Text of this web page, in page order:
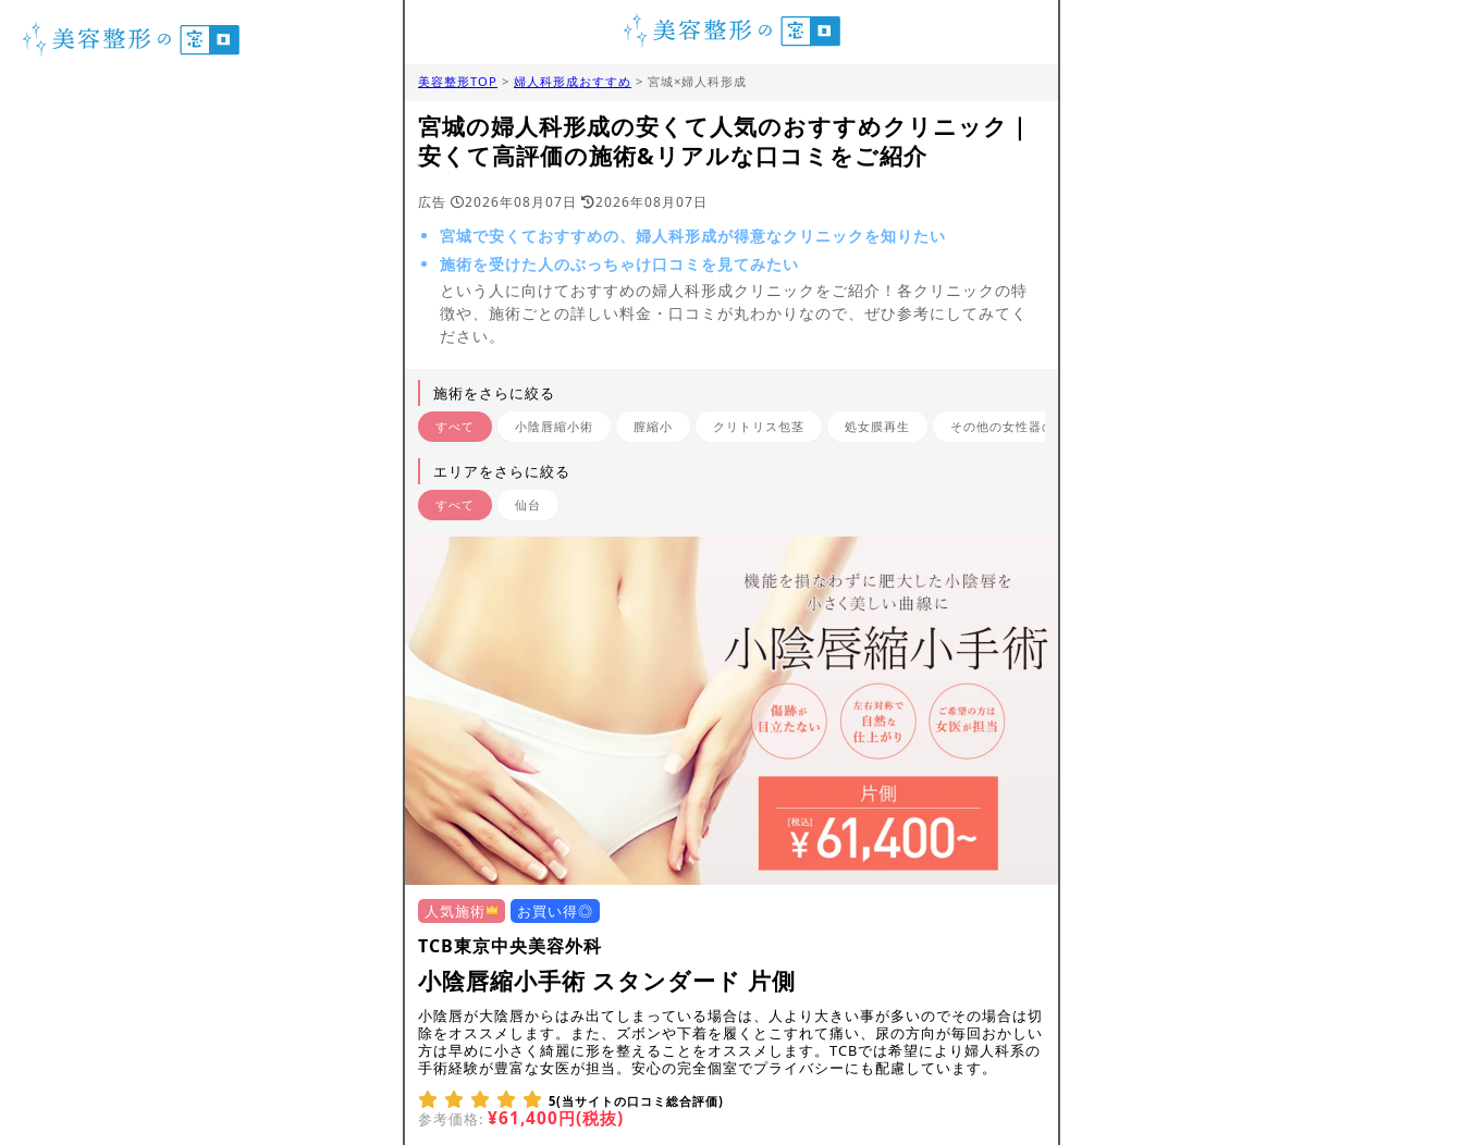
美容整形TOP > 婦人科形成おすすめ > 宮城×婦人科形成
宮城の婦人科形成の安くて人気のおすすめクリニック｜
安くて高評価の施術&リアルな口コミをご紹介
広告 2026年08月07日 2026年08月07日
宮城で安くておすすめの、婦人科形成が得意なクリニックを知りたい
施術を受けた人のぶっちゃけ口コミを見てみたい
という人に向けておすすめの婦人科形成クリニックをご紹介！各クリニックの特
徴や、施術ごとの詳しい料金・口コミが丸わかりなので、ぜひ参考にしてみてく
ださい。
施術をさらに絞る
すべて 小陰唇縮小術 膣縮小 クリトリス包茎 処女膜再生 その他の女性器の整形
エリアをさらに絞る
すべて 仙台
人気施術 お買い得◎
TCB東京中央美容外科
小陰唇縮小手術 スタンダード 片側
小陰唇が大陰唇からはみ出てしまっている場合は、人より大きい事が多いのでその場合は切
除をオススメします。また、ズボンや下着を履くとこすれて痛い、尿の方向が毎回おかしい
方は早めに小さく綺麗に形を整えることをオススメします。TCBでは希望により婦人科系の
手術経験が豊富な女医が担当。安心の完全個室でプライバシーにも配慮しています。
5(当サイトの口コミ総合評価)
参考価格: ¥61,400円(税抜)